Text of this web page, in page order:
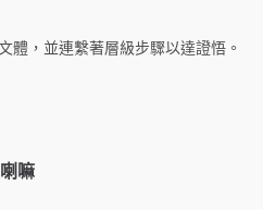
體，並連繫著層級步驟以達證悟。
嘛